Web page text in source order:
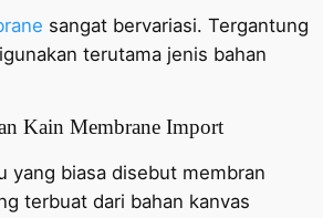
sangat bervariasi. Tergantung
terutama jenis bahan
Kain Membrane Import
yang biasa disebut membran
terbuat dari bahan kanvas